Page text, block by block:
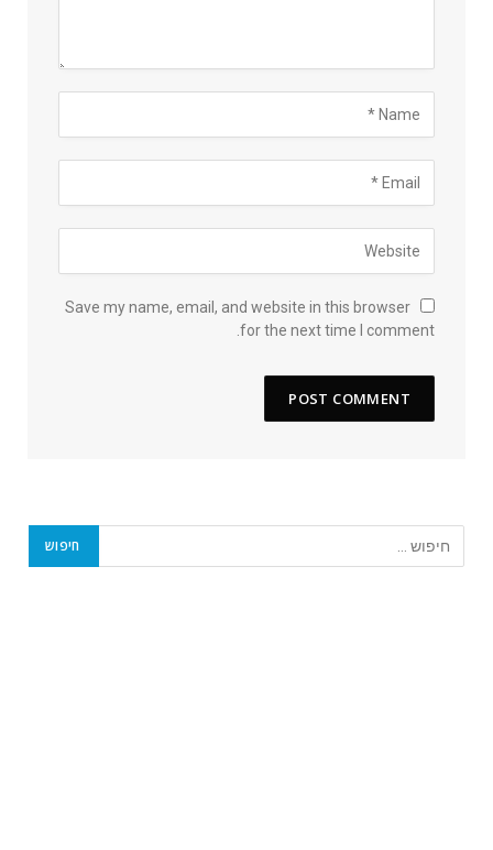
Save my name, email, and website in this browser
for the next time I comment.